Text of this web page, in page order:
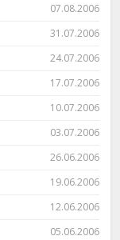
07.08.2006
31.07.2006
24.07.2006
17.07.2006
10.07.2006
03.07.2006
26.06.2006
19.06.2006
12.06.2006
05.06.2006